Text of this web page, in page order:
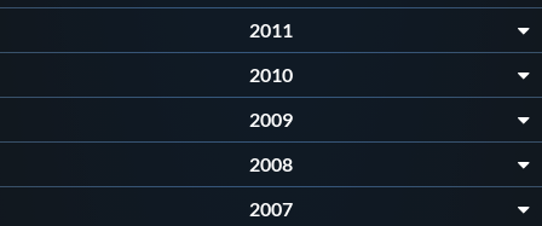
2011
2010
2009
2008
2007